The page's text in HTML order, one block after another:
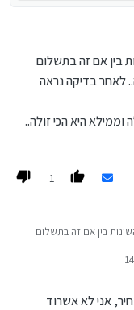
בין אם זה בתשלום
לאחר בדיקה נראה
וממילא היא הכי זולה..
1
בין אם זה בתשלום
לאחר בדיקה נראה
אני לא אשרוד